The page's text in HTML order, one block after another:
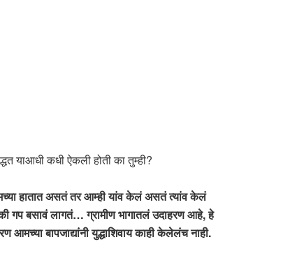
याआधी कधी ऐकली होती का तुम्ही?
हातात असतं तर आम्ही यांव केलं असतं त्यांव केलं
गप बसावं लागतं… ग्रामीण भागातलं उदाहरण आहे, हे
बापजाद्यांनी युद्धाशिवाय काही केलेलंच नाही.